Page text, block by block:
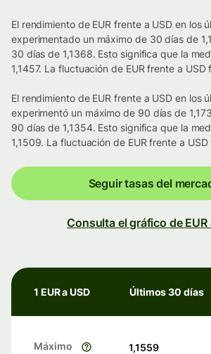
El rendimiento de EUR frente a USD en los
experimentado un máximo de 30 días de
30 días de 1,1368. Esto significa que la
1,1457. La fluctuación de EUR frente a USD
El rendimiento de EUR frente a USD en los
experimentó un máximo de 90 días de
90 días de 1,1354. Esto significa que la
1,1509. La fluctuación de EUR frente a
Seguir tasas del
Consulta el gráfico de EUR
1 EUR a USD Últimos 30 días
Máximo 1,1559